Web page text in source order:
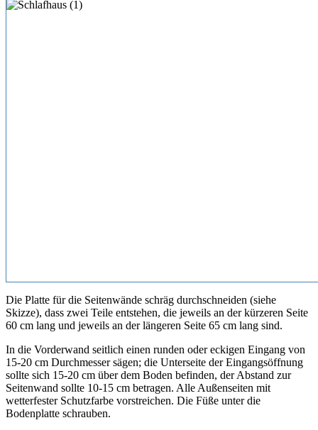
Die Platte für die Seitenwände schräg durchschneiden (siehe
Skizze), dass zwei Teile entstehen, die jeweils an der kürzeren Seite
60 cm lang und jeweils an der längeren Seite 65 cm lang sind.
In die Vorderwand seitlich einen runden oder eckigen Eingang von
15-20 cm Durchmesser sägen; die Unterseite der Eingangsöffnung
sollte sich 15-20 cm über dem Boden befinden, der Abstand zur
Seitenwand sollte 10-15 cm betragen. Alle Außenseiten mit
wetterfester Schutzfarbe vorstreichen. Die Füße unter die
Bodenplatte schrauben.